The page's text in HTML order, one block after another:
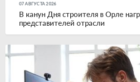
07 АВГУСТА 2026
В канун Дня строителя в Орле
представителей отрасли